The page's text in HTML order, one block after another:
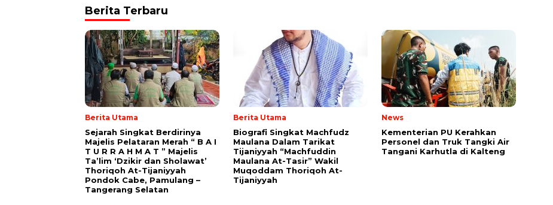
Berita Terbaru
Berita Utama
Sejarah Singkat Berdirinya
Majelis Pelataran Merah “ B A I
T U R R A H M A T ” Majelis
Ta’lim ‘Dzikir dan Sholawat’
Thoriqoh At-Tijaniyyah
Pondok Cabe, Pamulang –
Tangerang Selatan
Berita Utama
Biografi Singkat Machfudz
Maulana Dalam Tarikat
Tijaniyyah “Machfuddin
Maulana At-Tasir” Wakil
Muqoddam Thoriqoh At-
Tijaniyyah
News
Kementerian PU Kerahkan
Personel dan Truk Tangki Air
Tangani Karhutla di Kalteng